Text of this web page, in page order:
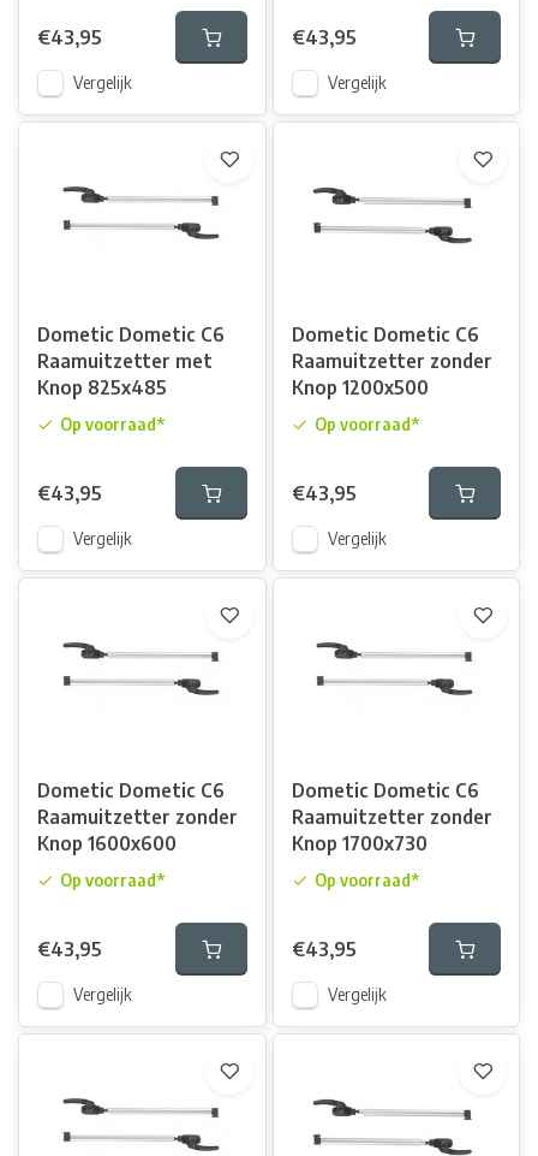
€43,95
Vergelijk
€43,95
Vergelijk
Dometic Dometic C6
Raamuitzetter met
Knop 825x485
Op voorraad*
€43,95
Vergelijk
Dometic Dometic C6
Raamuitzetter zonder
Knop 1200x500
Op voorraad*
€43,95
Vergelijk
Dometic Dometic C6
Raamuitzetter zonder
Knop 1600x600
Op voorraad*
€43,95
Vergelijk
Dometic Dometic C6
Raamuitzetter zonder
Knop 1700x730
Op voorraad*
€43,95
Vergelijk